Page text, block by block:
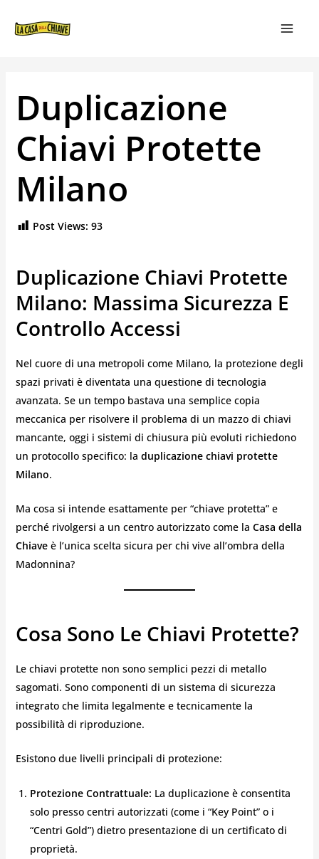
Duplicazione
Chiavi Protette
Milano
Post Views: 93
Duplicazione Chiavi Protette
Milano: Massima Sicurezza E
Controllo Accessi
Nel cuore di una metropoli come Milano, la protezione degli
spazi privati è diventata una questione di tecnologia
avanzata. Se un tempo bastava una semplice copia
meccanica per risolvere il problema di un mazzo di chiavi
mancante, oggi i sistemi di chiusura più evoluti richiedono
un protocollo specifico: la duplicazione chiavi protette
Milano.
Ma cosa si intende esattamente per “chiave protetta” e
perché rivolgersi a un centro autorizzato come la Casa della
Chiaveè l’unica scelta sicura per chi vive all’ombra della
Madonnina?
Cosa Sono Le Chiavi Protette?
Le chiavi protette non sono semplici pezzi di metallo
sagomati. Sono componenti di un sistema di sicurezza
integrato che limita legalmente e tecnicamente la
possibilità di riproduzione.
Esistono due livelli principali di protezione:
Protezione Contrattuale: La duplicazione è consentita
solo presso centri autorizzati (come i “Key Point” o i
“Centri Gold”) dietro presentazione di un certificato di
proprietà.
ARTICOLI